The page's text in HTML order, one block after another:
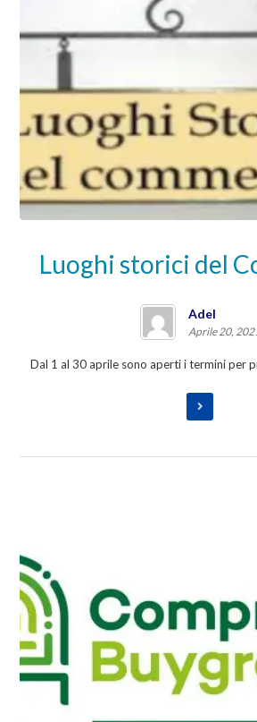
Luoghi storici del
Adel
Aprile 20,
Dal 1 al 30 aprile sono aperti i termini per